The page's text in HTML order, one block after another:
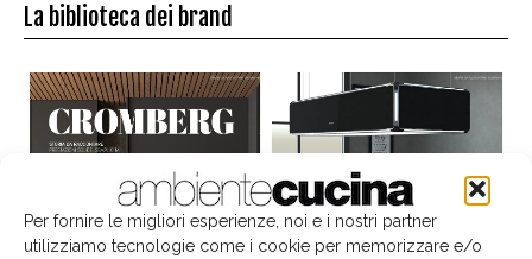
Per fornire le migliori esperienze, noi e i nostri partner
utilizziamo tecnologie come i cookie per memorizzare e/o
La biblioteca dei brand